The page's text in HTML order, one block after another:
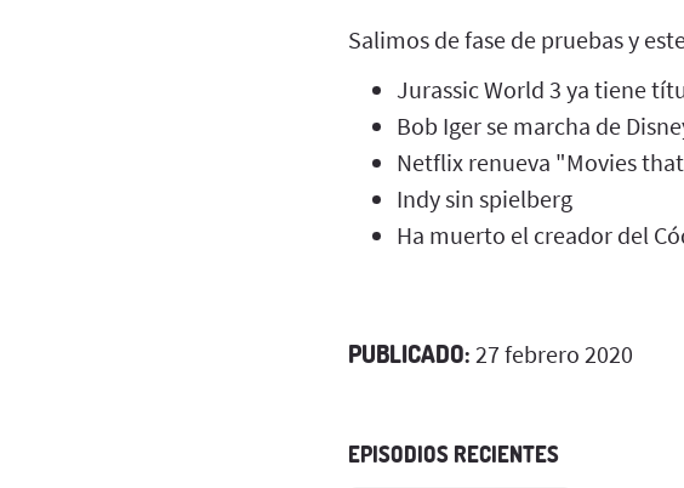
Salimos de fase de pruebas y
Jurassic World 3 ya tiene
Bob Iger se marcha de
Netflix renueva "Movies
Indy sin spielberg
Ha muerto el creador del
PUBLICADO: 27 febrero 2020
EPISODIOS RECIENTES